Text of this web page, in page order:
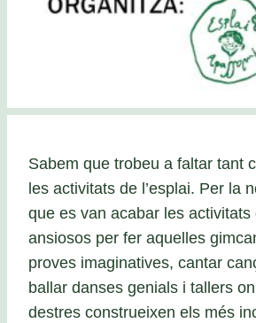
Sabem que trobeu a faltar tant
les activitats de l’esplai. Per la
que es van acabar les activitats
ansiosos per fer aquelles
proves imaginatives, cantar
ballar danses genials i tallers
destres construeixen els més